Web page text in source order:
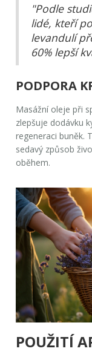
"Podle
lidé, kteří
levandulí
60% lepší
PODPORA
Masážní oleje při
zlepšuje dodávku
regeneraci buněk.
sedavý způsob
oběhem.
POUŽITÍ